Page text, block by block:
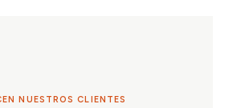
NUESTROS CLIENTES